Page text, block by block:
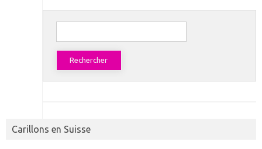
Rechercher :
Carillons en Suisse